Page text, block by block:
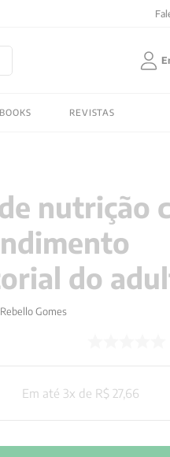
REVISTAS
nutrição
do
Gomes
Em até 3x de R$ 27,66